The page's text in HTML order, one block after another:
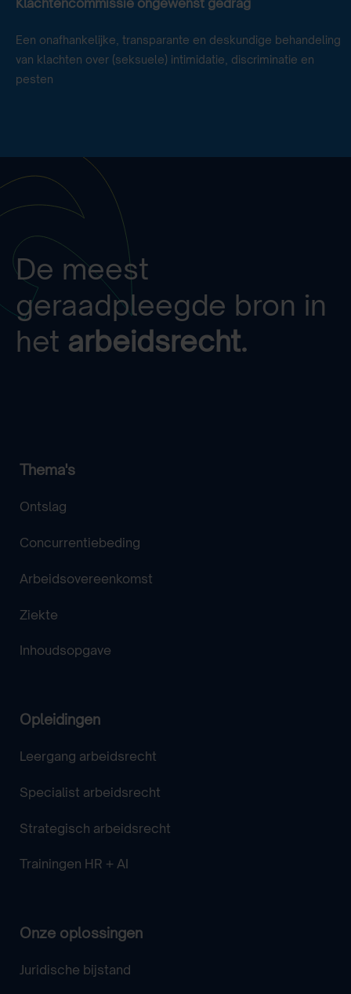
Klachtencommissie ongewenst gedrag
Een onafhankelijke, transparante en deskundige behandeling
van klachten over (seksuele) intimidatie, discriminatie en
pesten
De meest
geraadpleegde bron in
het arbeidsrecht.
Thema's
Ontslag
Concurrentiebeding
Arbeidsovereenkomst
Ziekte
Inhoudsopgave
Opleidingen
Leergang arbeidsrecht
Specialist arbeidsrecht
Strategisch arbeidsrecht
Trainingen HR + AI
Onze oplossingen
Juridische bijstand